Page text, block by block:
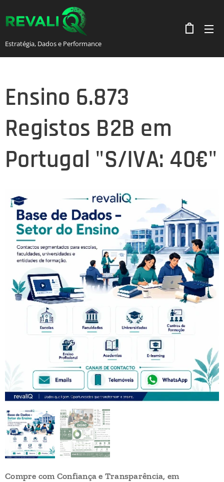
Estratégia, Dados e Performance
Ensino 6.873
Registos B2B em
Portugal "S/IVA: 40€"
Compre com Confiança e Transparência, em